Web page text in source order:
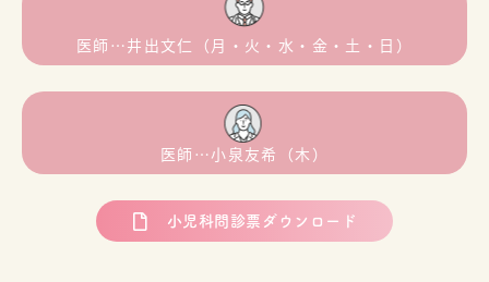
医師…井出文仁（月・火・水・金・土・日）
医師…小泉友希（木）
小児科問診票ダウンロード